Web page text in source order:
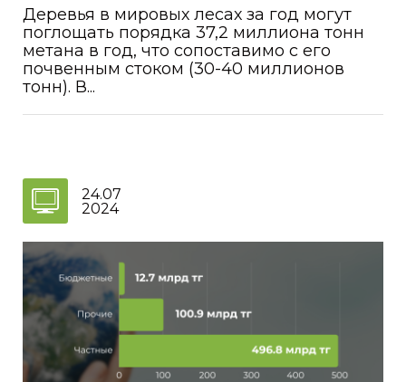
Деревья в мировых лесах за год могут
поглощать порядка 37,2 миллиона тонн
метана в год, что сопоставимо с его
почвенным стоком (30-40 миллионов
тонн). В...
24.07
2024